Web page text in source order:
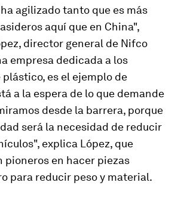
agilizado tanto que es más
aquí que en China",
director general de Nifco
empresa dedicada a los
es el ejemplo de
a la espera de lo que demande
desde la barrera, porque
será la necesidad de reducir
explica López, que
pioneros en hacer piezas
para reducir peso y material.